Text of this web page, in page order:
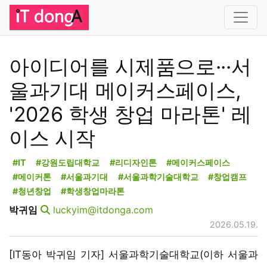
아이디어를 시제품으로···서
울과기대 메이커스페이스,
'2026 학생 창업 마라톤' 레
이스 시작
#IT #강원도립대학교 #리디자인톤
#메이커스페이스
#메이커톤
#서울과기대 #서울과학기술대학교
#창업캠프
#청년창업
#학생창업마라톤
박귀임 luckyim@itdonga.com
2026.05.19.
[IT동아 박귀임 기자] 서울과학기술대학교(이하 서울과